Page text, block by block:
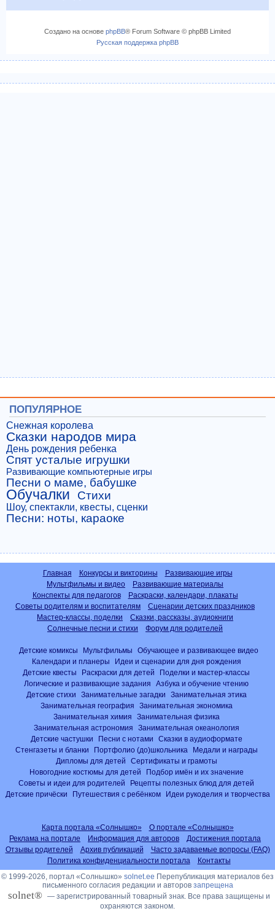
Создано на основе phpBB® Forum Software © phpBB Limited
Русская поддержка phpBB
ПОПУЛЯРНОЕ
Снежная королева
Сказки народов мира
День рождения ребенка
Спят усталые игрушки
Развивающие компьютерные игры
Песни о маме, бабушке
Обучалки Стихи
Шоу, спектакли, квесты, сценки
Песни: ноты, караоке
Главная Конкурсы и викторины
Развивающие игры
Мультфильмы и видео
Развивающие материалы
Конспекты для педагогов
Раскраски, календари, плакаты
Советы родителям и воспитателям
Сценарии детских праздников
Мастер-классы, поделки
Сказки, рассказы, аудиокниги
Солнечные песни и стихи
Форум для родителей
Детские комиксы Мультфильмы
Обучающее и развивающее видео
Календари и планеры
Идеи и сценарии для дня рождения
Детские квесты
Раскраски для детей
Поделки и мастер-классы
Логические и развивающие задания
Азбука и обучение чтению
Детские стихи
Занимательные загадки
Занимательная этика
Занимательная география
Занимательная экономика
Занимательная химия
Занимательная физика
Занимательная астрономия
Занимательная океанология
Детские частушки
Песни с нотами
Сказки в аудиоформате
Стенгазеты и бланки
Портфолио (до)школьника
Медали и награды
Дипломы для детей
Сертификаты и грамоты
Новогодние костюмы для детей
Подбор имён и их значение
Советы и идеи для родителей
Рецепты полезных блюд для детей
Детские причёски
Путешествия с ребёнком Идеи рукоделия и творчества
Карта портала «Солнышко»
О портале «Солнышко»
Реклама на портале
Информация для авторов
Достижения портала
Отзывы родителей
Архив публикаций
Часто задаваемые вопросы (FAQ)
Политика конфиденциальности портала
Контакты
© 1999-2026, портал «Солнышко» solnet.ee Перепубликация материалов без
письменного согласия редакции и авторов запрещена
solnet® — зарегистрированный товарный знак. Все права защищены и
охраняются законом.